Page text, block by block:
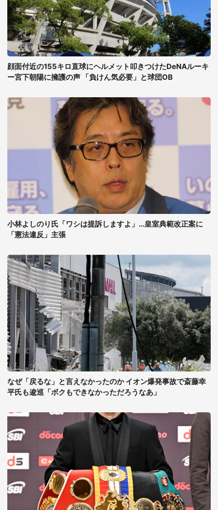
顔面付近の155キロ直球にヘルメット叩きつけたDeNAルーキ
ー宮下朝陽に擁護の声 「負けん気必要」と球団OB
小林よしのり氏「ワシは提訴しますよ」...皇室典範改正案に
「憲法違反」主張
なぜ「戻るな」と言えなかったのか イオン爆発事故で斎藤幸
平氏も逡巡「ボクもできなかっただろうなあ」